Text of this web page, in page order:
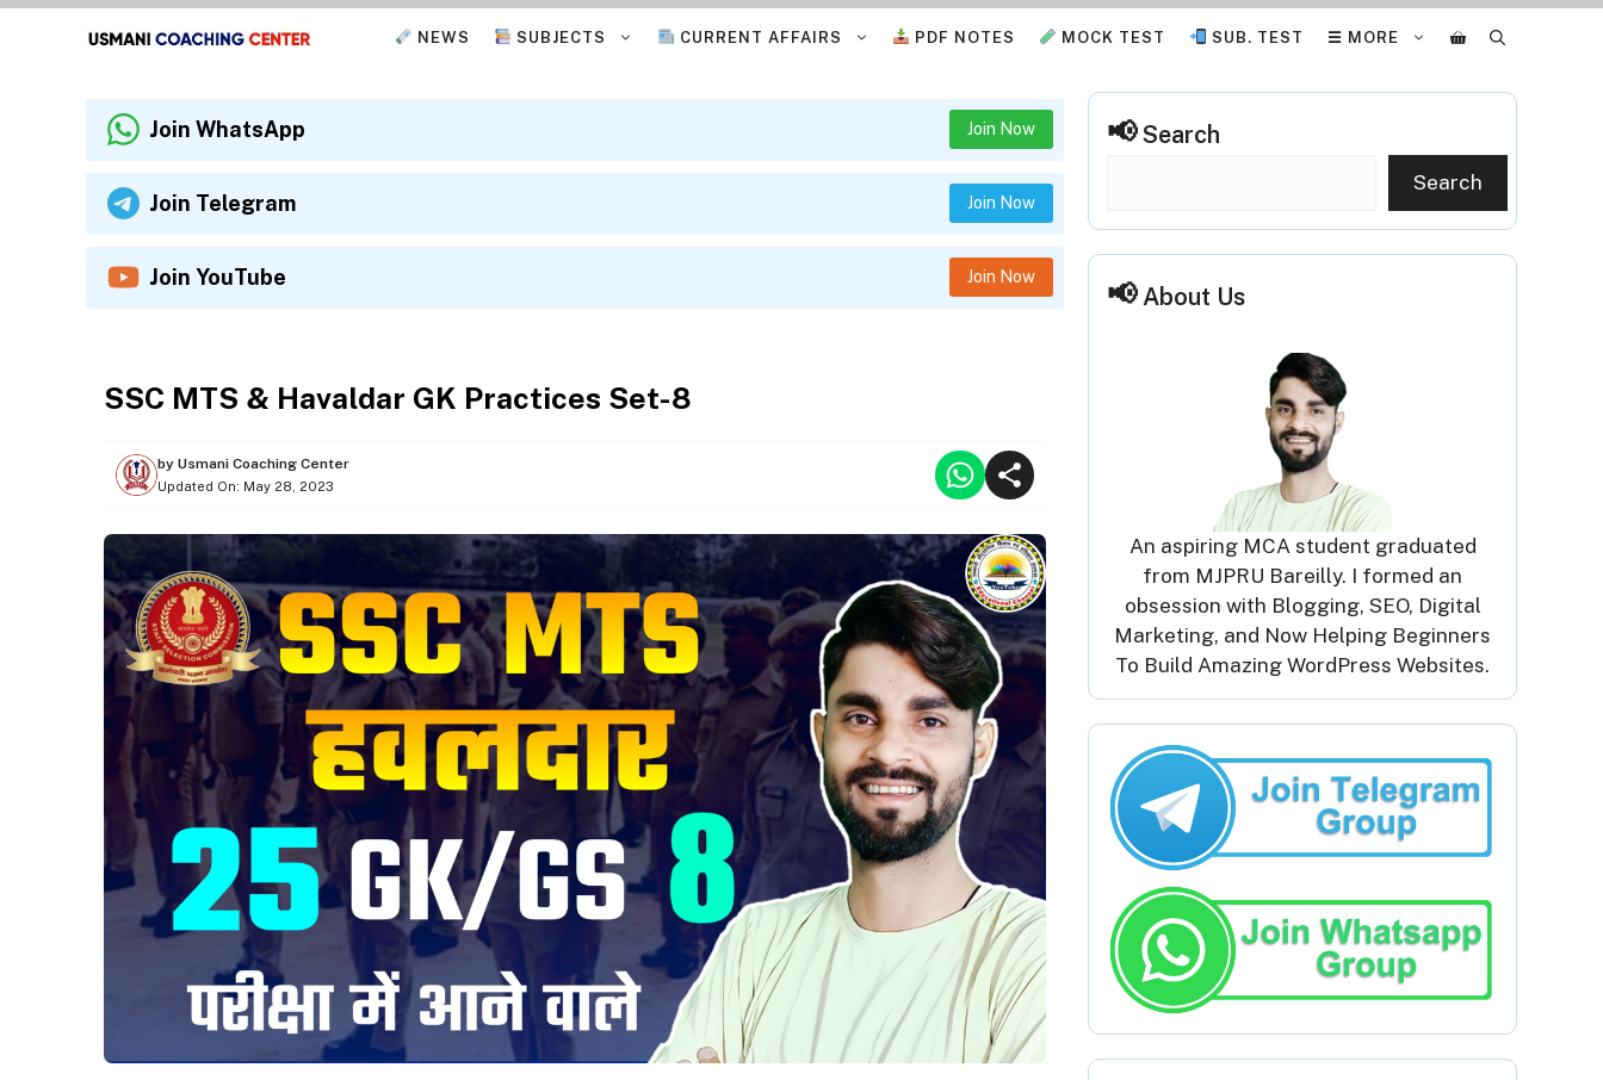
NEWS SUBJECTS CURRENT AFFAIRS PDF NOTES MOCK TEST SUB. TEST ☰ MORE
Join WhatsApp Join Now
Join Telegram Join Now
Join YouTube Join Now
SSC MTS & Havaldar GK Practices Set-8
by Usmani Coaching Center
Updated On: May 28, 2023
Search
Search
About Us
An aspiring MCA student graduated
from MJPRU Bareilly. I formed an
obsession with Blogging, SEO, Digital
Marketing, and Now Helping Beginners
To Build Amazing WordPress Websites.